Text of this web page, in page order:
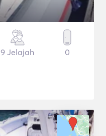
9 Jelajah 0